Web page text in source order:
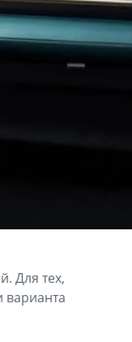
Для тех,
варианта